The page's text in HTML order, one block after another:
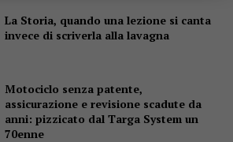
La Storia, quando una lezione si canta
invece di scriverla alla lavagna
Motociclo senza patente,
assicurazione e revisione scadute da
anni: pizzicato dal Targa System un
70enne